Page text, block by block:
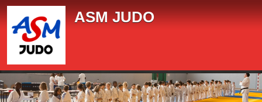
ASM JUDO
Panneau de gestion des cookies